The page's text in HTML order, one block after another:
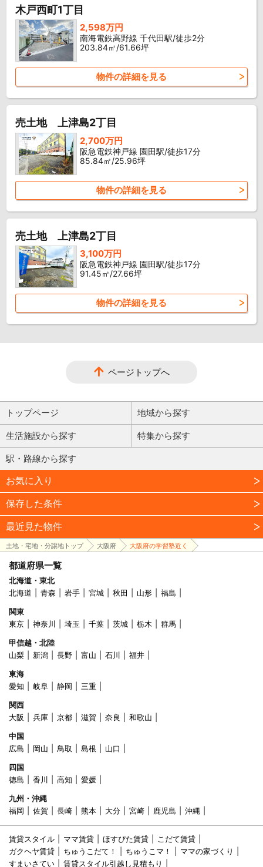
木戸西町1丁目
2,598万円
南海電鉄高野線 千代田駅/徒歩2分
203.84㎡/61.66坪
物件の詳細を見る
売土地 上津島2丁目
2,700万円
阪急電鉄神戸線 園田駅/徒歩17分
85.84㎡/25.96坪
物件の詳細を見る
売土地 上津島2丁目
3,100万円
阪急電鉄神戸線 園田駅/徒歩17分
91.45㎡/27.66坪
物件の詳細を見る
ページトップへ
トップページ 地域から探す
生活施設から探す 特集から探す
駅・路線から探す
お気に入り
保存した条件
最近見た物件
土地・宅地・分譲地トップ 大阪府 大阪府の学習塾近く
都道府県一覧
北海道・東北
北海道
青森 岩手 宮城 秋田 山形
福島
関東
東京
神奈川 埼玉 千葉 茨城 栃木
群馬
甲信越・北陸
山梨
新潟 長野 富山 石川
福井
東海
愛知
岐阜 静岡
三重
関西
大阪
兵庫 京都 滋賀 奈良
和歌山
中国
広島
岡山 鳥取 島根
山口
四国
徳島
香川 高知
愛媛
九州・沖縄
福岡
佐賀 長崎 熊本 大分 宮崎 鹿児島 沖縄
賃貸スタイル ママ賃貸 ほすぴた賃貸
こだて賃貸
ガクヘヤ賃貸
ちゅうこだて！ ちゅうこマ！
ママの家づくり
すまいさてい
賃貸スタイル引越し見積もり